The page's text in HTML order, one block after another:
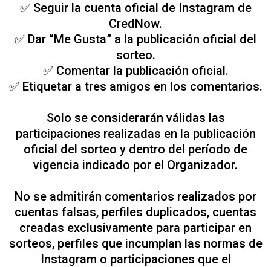
✅ Seguir la cuenta oficial de Instagram de
CredNow.
✅ Dar “Me Gusta” a la publicación oficial del
sorteo.
✅ Comentar la publicación oficial.
✅ Etiquetar a tres amigos en los comentarios.
Solo se considerarán válidas las
participaciones realizadas en la publicación
oficial del sorteo y dentro del período de
vigencia indicado por el Organizador.
No se admitirán comentarios realizados por
cuentas falsas, perfiles duplicados, cuentas
creadas exclusivamente para participar en
sorteos, perfiles que incumplan las normas de
Instagram o participaciones que el